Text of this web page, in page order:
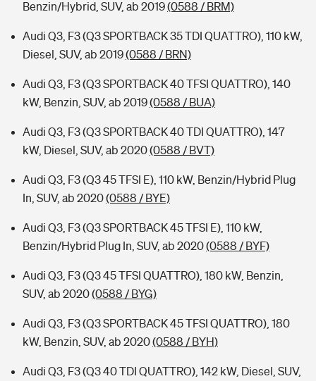
Benzin/Hybrid, SUV, ab 2019(0588 / BRM)
Audi Q3, F3 (Q3 SPORTBACK 35 TDI QUATTRO), 110 kW,
Diesel, SUV, ab 2019(0588 / BRN)
Audi Q3, F3 (Q3 SPORTBACK 40 TFSI QUATTRO), 140
kW, Benzin, SUV, ab 2019(0588 / BUA)
Audi Q3, F3 (Q3 SPORTBACK 40 TDI QUATTRO), 147
kW, Diesel, SUV, ab 2020(0588 / BVT)
Audi Q3, F3 (Q3 45 TFSI E), 110 kW, Benzin/Hybrid Plug
In, SUV, ab 2020(0588 / BYE)
Audi Q3, F3 (Q3 SPORTBACK 45 TFSI E), 110 kW,
Benzin/Hybrid Plug In, SUV, ab 2020(0588 / BYF)
Audi Q3, F3 (Q3 45 TFSI QUATTRO), 180 kW, Benzin,
SUV, ab 2020(0588 / BYG)
Audi Q3, F3 (Q3 SPORTBACK 45 TFSI QUATTRO), 180
kW, Benzin, SUV, ab 2020(0588 / BYH)
Audi Q3, F3 (Q3 40 TDI QUATTRO), 142 kW, Diesel, SUV,